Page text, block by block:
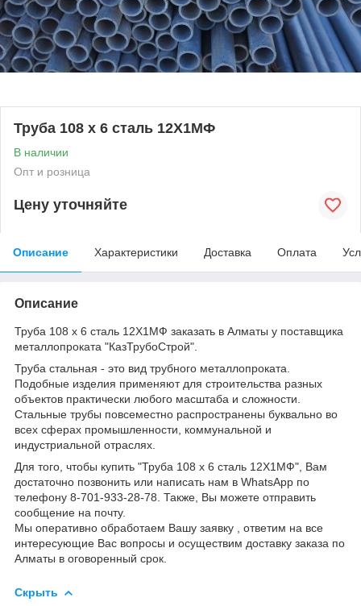
Труба 108 х 6 сталь 12Х1МФ
В наличии
Опт и розница
Цену уточняйте
Описание Характеристики Доставка Оплата
Описание
Труба 108 х 6 сталь 12Х1МФ заказать в Алматы у поставщика
металлопроката "КазТрубоСтрой".
Труба стальная - это вид трубного металлопроката.
Подобные изделия применяют для строительства разных
объектов практически любого масштаба и сложности.
Стальные трубы повсеместно распространены буквально во
всех сферах промышленности, коммунальной и
индустриальной отраслях.
Для того, чтобы купить "Труба 108 х 6 сталь 12Х1МФ", Вам
достаточно позвонить или написать нам в WhatsApp по
телефону 8-701-933-28-78. Также, Вы можете отправить
сообщение на почту.
Мы оперативно обработаем Вашу заявку , ответим на все
интересующие Вас вопросы и осуществим доставку заказа по
Алматы в оговоренный срок.
Скрыть